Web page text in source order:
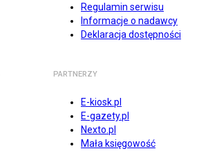
Regulamin serwisu
Informacje o nadawcy
Deklaracja dostępności
PARTNERZY
E-kiosk.pl
E-gazety.pl
Nexto.pl
Mała księgowość